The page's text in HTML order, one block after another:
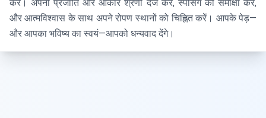
करें। अपनी प्रजाति और आकार श्रेणी दर्ज करें, स्पेसिंग की समीक्षा करें,
और आत्मविश्वास के साथ अपने रोपण स्थानों को चिह्नित करें। आपके पेड़—
और आपका भविष्य का स्वयं—आपको धन्यवाद देंगे।